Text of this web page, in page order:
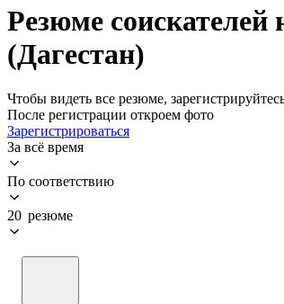
Резюме
(Дагестан)
Чтобы видеть все резюме,
После регистрации откроем фото
Зарегистрироваться
За всё время
По соответствию
20 резюме